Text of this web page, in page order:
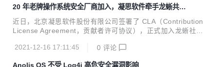
20 年老牌操作系统安全厂商加入，凝思软件牵手龙蜥共筑
国产安全长城
近日，北京凝思软件股份有限公司签署了 CLA（Contribution
License Agreement，贡献者许可协议），正式加入龙蜥社区
服务器安全操作系统及整体安全解决方案服务商，为国内大型
2021-12-16 17:11:45 0 评论
Anolis OS 不受 Log4j 高危安全漏洞影响